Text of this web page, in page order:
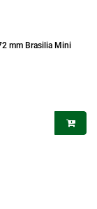
mm Brasilia Mini